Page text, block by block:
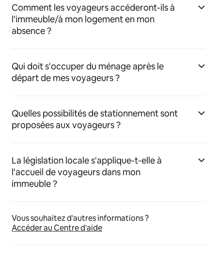
Comment les voyageurs accéderont-ils à
l'immeuble/à mon logement en mon
absence ?
Qui doit s'occuper du ménage après le
départ de mes voyageurs ?
Quelles possibilités de stationnement sont
proposées aux voyageurs ?
La législation locale s'applique-t-elle à
l'accueil de voyageurs dans mon
immeuble ?
Vous souhaitez d'autres informations ?
Accéder au Centre d'aide